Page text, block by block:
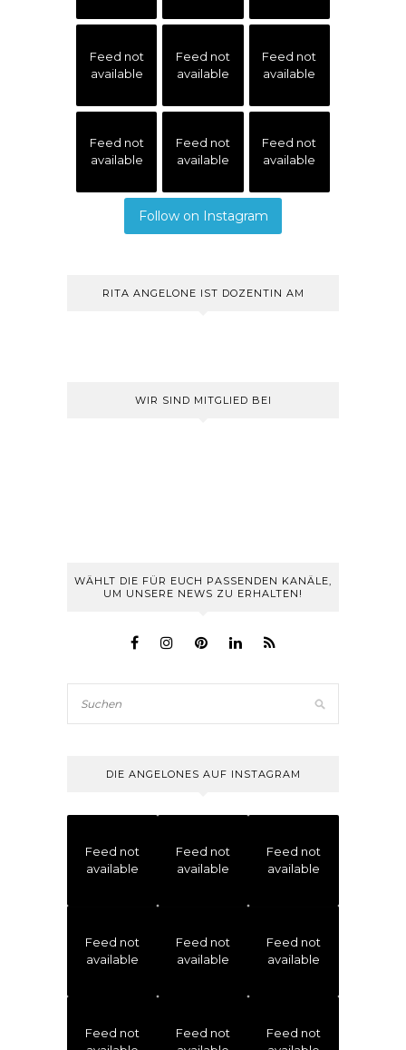
Feed not
available
Feed not
available
Feed not
available
Feed not
available
Feed not
available
Feed not
available
Follow on Instagram
RITA ANGELONE IST DOZENTIN AM
WIR SIND MITGLIED BEI
WÄHLT DIE FÜR EUCH PASSENDEN KANÄLE,
UM UNSERE NEWS ZU ERHALTEN!
DIE ANGELONES AUF INSTAGRAM
Feed not
available
Feed not
available
Feed not
available
Feed not
available
Feed not
available
Feed not
available
Feed not
Feed not
Feed not